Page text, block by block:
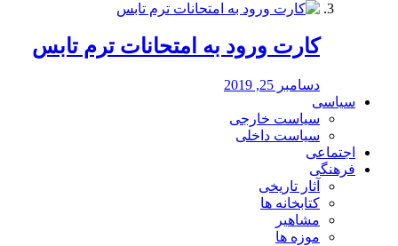
کارت ورود به امتحانات ترم تابس
دسامبر 25, 2019
سیاسی
سیاست خارجی
سیاست داخلی
اجتماعی
فرهنگی
آثار تاریخی
کتابخانه ها
مشاهیر
موزه ها